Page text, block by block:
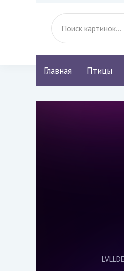
Главная Птицы